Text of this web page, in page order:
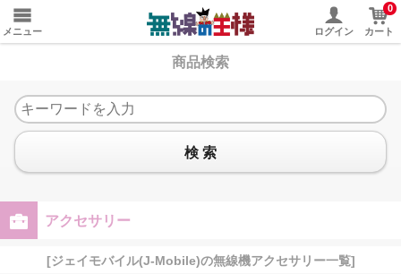
メニュー ログイン
0
カート
商品検索
検 索
アクセサリー
[ジェイモバイル(J-Mobile)の無線機アクセサリー一覧]